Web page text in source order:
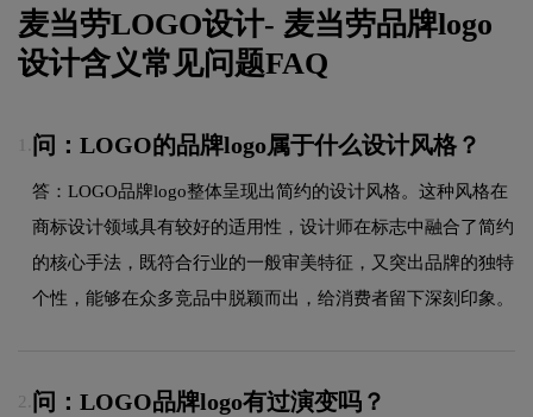
麦当劳LOGO设计- 麦当劳品牌logo
设计含义常见问题FAQ
问：LOGO的品牌logo属于什么设计风格？
答：LOGO品牌logo整体呈现出简约的设计风格。这种风格在
商标设计领域具有较好的适用性，设计师在标志中融合了简约
的核心手法，既符合行业的一般审美特征，又突出品牌的独特
个性，能够在众多竞品中脱颖而出，给消费者留下深刻印象。
2. 问：LOGO品牌logo有过演变吗？